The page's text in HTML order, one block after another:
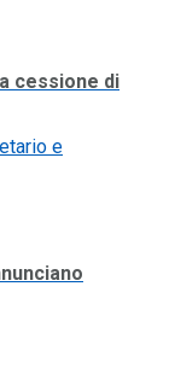
cessione di
e